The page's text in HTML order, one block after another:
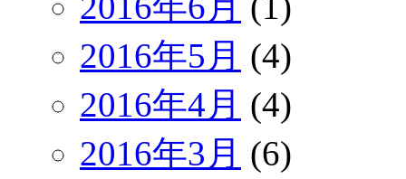
2016年5月 (4)
2016年4月 (4)
2016年3月 (6)